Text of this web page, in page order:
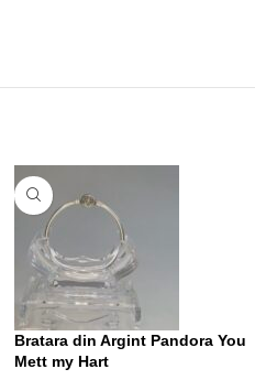
Bratara din Argint Pandora You
Mett my Hart